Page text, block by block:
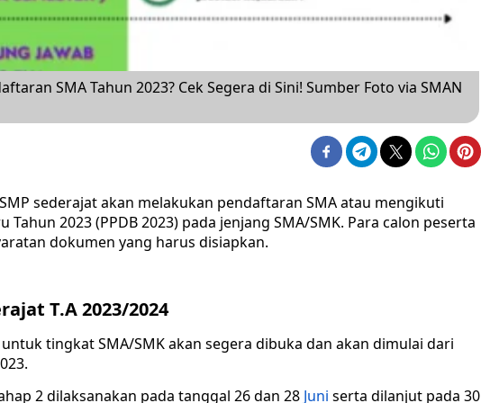
SMA Tahun 2023? Cek Segera di Sini! Sumber Foto via SMAN
sederajat akan melakukan pendaftaran SMA atau mengikuti
Tahun 2023 (PPDB 2023) pada jenjang SMA/SMK. Para calon peserta
dokumen yang harus disiapkan.
T.A 2023/2024
untuk tingkat SMA/SMK akan segera dibuka dan akan dimulai dari
2 dilaksanakan pada tanggal 26 dan 28 Juni serta dilanjut pada 30